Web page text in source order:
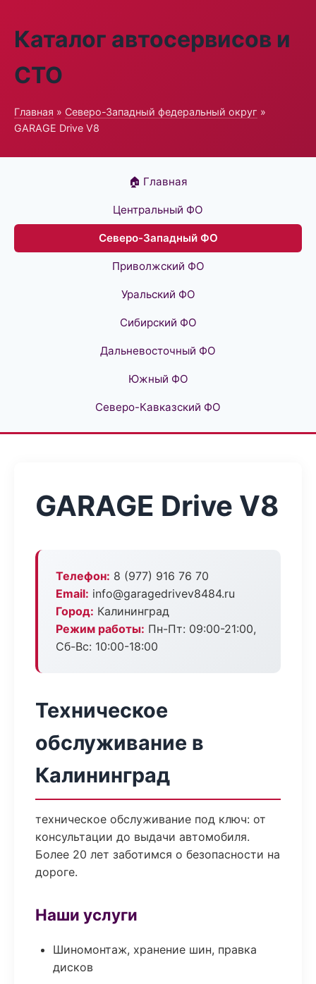
Каталог автосервисов и
СТО
Главная » Северо-Западный федеральный округ »
GARAGE Drive V8
🏠 Главная
Центральный ФО
Северо-Западный ФО
Приволжский ФО
Уральский ФО
Сибирский ФО
Дальневосточный ФО
Южный ФО
Северо-Кавказский ФО
GARAGE Drive V8
Телефон: 8 (977) 916 76 70
Email: info@garagedrivev8484.ru
Город: Калининград
Режим работы: Пн-Пт: 09:00-21:00,
Сб-Вс: 10:00-18:00
Техническое
обслуживание в
Калининград
техническое обслуживание под ключ: от
консультации до выдачи автомобиля.
Более 20 лет заботимся о безопасности на
дороге.
Наши услуги
Шиномонтаж, хранение шин, правка
дисков